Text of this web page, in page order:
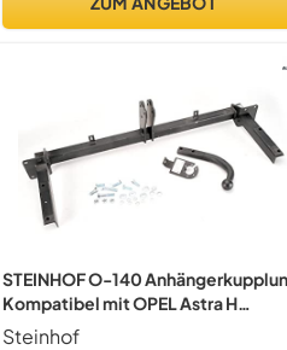
STEINHOF O-140
Kompatibel mit OPEL Astra H
Caravan A04
Steinhof